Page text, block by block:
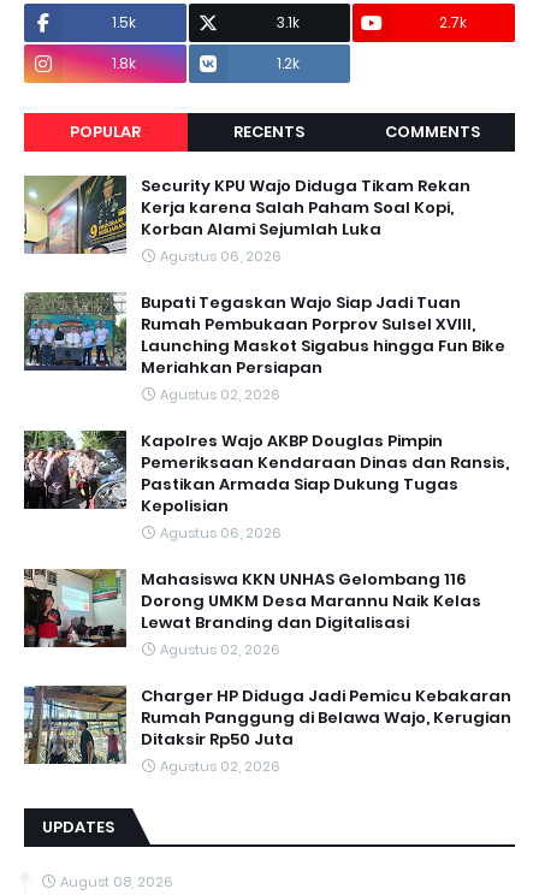
1.5k 3.1k
2.7k
1.8k
1.2k
POPULAR RECENTS COMMENTS
Security KPU Wajo Diduga Tikam Rekan
Kerja karena Salah Paham Soal Kopi,
Korban Alami Sejumlah Luka
Agustus 06, 2026
Bupati Tegaskan Wajo Siap Jadi Tuan
Rumah Pembukaan Porprov Sulsel XVIII,
Launching Maskot Sigabus hingga Fun Bike
Meriahkan Persiapan
Agustus 02, 2026
Kapolres Wajo AKBP Douglas Pimpin
Pemeriksaan Kendaraan Dinas dan Ransis,
Pastikan Armada Siap Dukung Tugas
Kepolisian
Agustus 06, 2026
Mahasiswa KKN UNHAS Gelombang 116
Dorong UMKM Desa Marannu Naik Kelas
Lewat Branding dan Digitalisasi
Agustus 02, 2026
Charger HP Diduga Jadi Pemicu Kebakaran
Rumah Panggung di Belawa Wajo, Kerugian
Ditaksir Rp50 Juta
Agustus 02, 2026
UPDATES
August 08, 2026